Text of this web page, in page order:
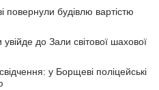
повернули будівлю вартістю
до Зали світової шахової
у Борщеві поліцейські